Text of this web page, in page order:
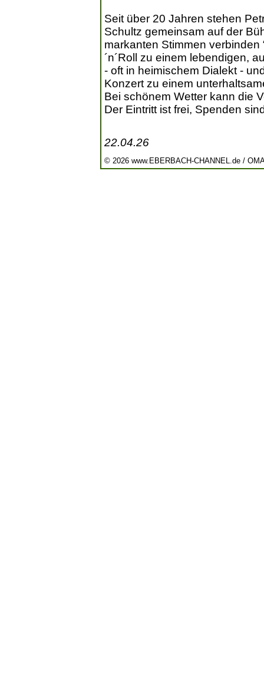
Seit über 20 Jahren stehen
Schultz gemeinsam auf der
markanten Stimmen verbinden
´n´Roll zu einem lebendigen,
- oft in heimischem Dialekt -
Konzert zu einem
Bei schönem Wetter kann die
Der Eintritt ist frei, Spenden
22.04.26
© 2026 www.EBERBACH-CHANNEL.de /